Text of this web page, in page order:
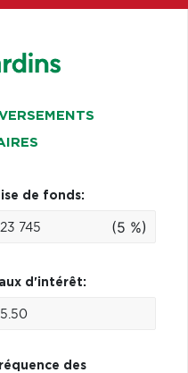
de fonds:
(5 %)
d'intérêt:
des